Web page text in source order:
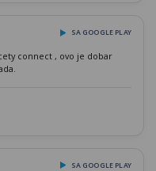
SA GOOGLE PLAY
connect , ovo je dobar
SA GOOGLE PLAY